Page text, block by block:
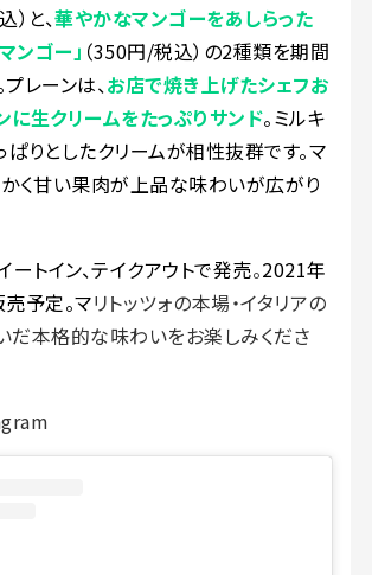
）と、華やかなマンゴーをあしらった
ンゴー」 （350円/税込）の2種類を期間
レーンは、お店で焼き上げたシェフお
に生クリームをたっぷりサンド。ミルキ
りとしたクリームが相性抜群です。マ
かく甘い果肉が上品な味わいが広がり
トイン、テイクアウトで発売。2021年
予定。マリトッツォの本場・イタリアの
だ本格的な味わいをお楽しみくださ